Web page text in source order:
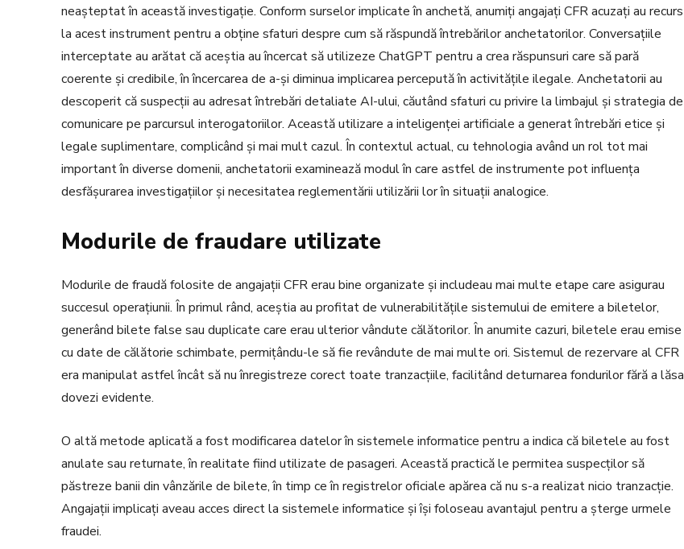
neașteptat în această investigație. Conform surselor implicate în anchetă, anumiți angajați CFR acuzați au recurs
la acest instrument pentru a obține sfaturi despre cum să răspundă întrebărilor anchetatorilor. Conversațiile
interceptate au arătat că aceștia au încercat să utilizeze ChatGPT pentru a crea răspunsuri care să pară
coerente și credibile, în încercarea de a-și diminua implicarea percepută în activitățile ilegale. Anchetatorii au
descoperit că suspecții au adresat întrebări detaliate AI-ului, căutând sfaturi cu privire la limbajul și strategia de
comunicare pe parcursul interogatoriilor. Această utilizare a inteligenței artificiale a generat întrebări etice și
legale suplimentare, complicând și mai mult cazul. În contextul actual, cu tehnologia având un rol tot mai
important în diverse domenii, anchetatorii examinează modul în care astfel de instrumente pot influența
desfășurarea investigațiilor și necesitatea reglementării utilizării lor în situații analogice.
Modurile de fraudare utilizate
Modurile de fraudă folosite de angajații CFR erau bine organizate și includeau mai multe etape care asigurau
succesul operațiunii. În primul rând, aceștia au profitat de vulnerabilitățile sistemului de emitere a biletelor,
generând bilete false sau duplicate care erau ulterior vândute călătorilor. În anumite cazuri, biletele erau emise
cu date de călătorie schimbate, permițându-le să fie revândute de mai multe ori. Sistemul de rezervare al CFR
era manipulat astfel încât să nu înregistreze corect toate tranzacțiile, facilitând deturnarea fondurilor fără a lăsa
dovezi evidente.
O altă metode aplicată a fost modificarea datelor în sistemele informatice pentru a indica că biletele au fost
anulate sau returnate, în realitate fiind utilizate de pasageri. Această practică le permitea suspecților să
păstreze banii din vânzările de bilete, în timp ce în registrelor oficiale apărea că nu s-a realizat nicio tranzacție.
Angajații implicați aveau acces direct la sistemele informatice și își foloseau avantajul pentru a șterge urmele
fraudei.